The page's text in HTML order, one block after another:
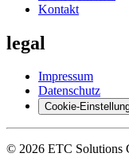
Kon­takt
le­gal
Im­pres­sum
Da­ten­schutz
Coo­kie-
© 2026 ETC So­lu­ti­ons